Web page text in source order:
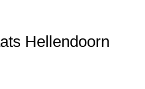
Hellendoorn